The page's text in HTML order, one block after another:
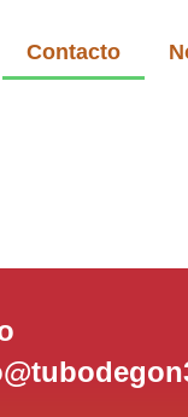
Contacto